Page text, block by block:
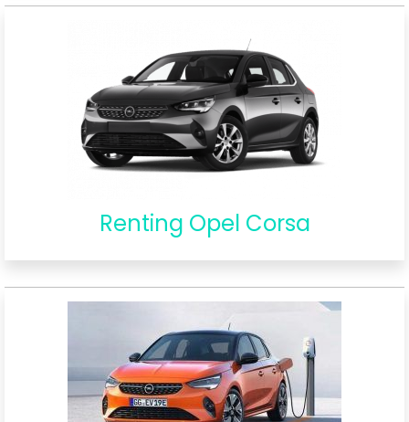
Renting Opel Corsa